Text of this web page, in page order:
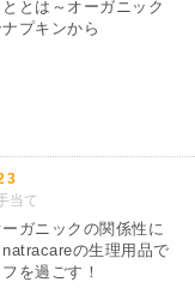
とは～オーガニック
プキンから
当て
ガニックの関係性に
の生理用品で
を過ごす！